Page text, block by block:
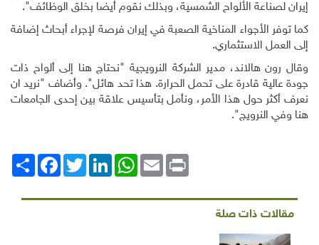
إيران لصناعة الألواح الشمسية، وبذلك نقوم أيضا بخلق الوظائف".
كما توفر الأجواء المناخية الصعبة في إيران فرصة لإجراء أبحاث إضافة
إلى العمل الاستثماري.
وقال رون هالاند، مدير الشركة النرويجية "نحتاج هنا إلى ألواح ذات
جودة عالية قادرة على تحمل الحرارة. هذا تحد هائل". وأضاف "نريد ان
نعرف أكثر حول هذا الأمر، ونأمل بتأسيس علاقة بين إحدى الجامعات
هنا وفي النرويج".
انشر
FacebookTwitterLinkedIn
WhatsAppEmail Print
مقالات ذات صلة